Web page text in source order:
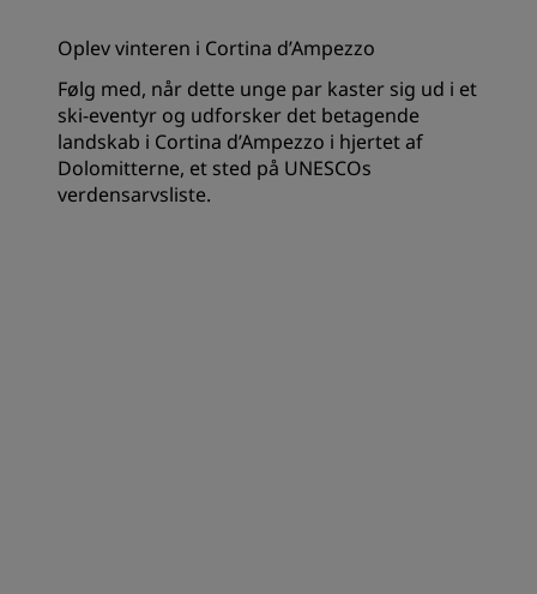
Oplev vinteren i Cortina d’Ampezzo
Følg med, når dette unge par kaster sig ud i et
ski-eventyr og udforsker det betagende
landskab i Cortina d’Ampezzo i hjertet af
Dolomitterne, et sted på UNESCOs
verdensarvsliste.